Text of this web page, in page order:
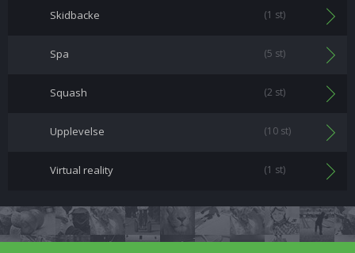
Skidbacke (1 st)
Spa (5 st)
Squash (2 st)
Upplevelse (10 st)
Virtual reality (1 st)